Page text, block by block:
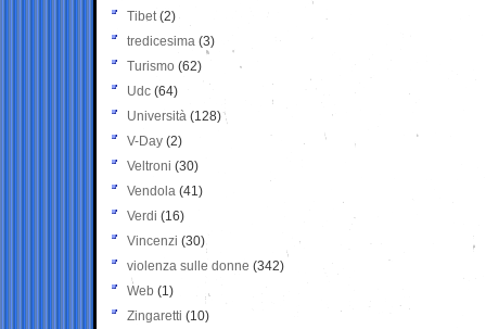
Tibet(2)
tredicesima (3)
Turismo (62)
Udc (64)
Università (128)
V-Day (2)
Veltroni (30)
Vendola (41)
Verdi (16)
Vincenzi (30)
violenza sulle donne (342)
Web (1)
Zingaretti (10)